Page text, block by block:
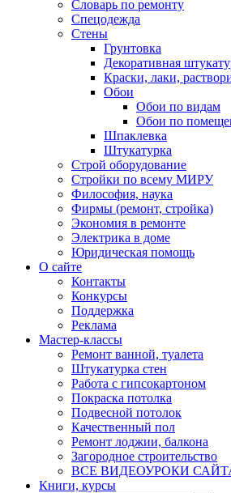
Словарь по ремонту
Спецодежда
Стены
Грунтовка
Декоративная
Краски, лаки,
Обои
Обои по видам
Обои по
Шпаклевка
Штукатурка
Строй оборудование
Стройки по всему МИРУ
Философия, наука
Фирмы (ремонт, стройка)
Экономия в ремонте
Электрика в доме
Юридическая помощь
О сайте
Контакты
Конкурсы
Поддержка
Реклама
Мастер-классы
Ремонт ванной, туалета
Штукатурка стен
Работа с гипсокартоном
Покраска потолка
Подвесной потолок
Качественный пол
Ремонт лоджии, балкона
Загородное строительство
ВСЕ ВИДЕОУРОКИ
Книги, курсы